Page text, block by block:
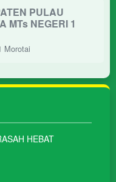
PULAU
MTs NEGERI 1
Morotai
HEBAT